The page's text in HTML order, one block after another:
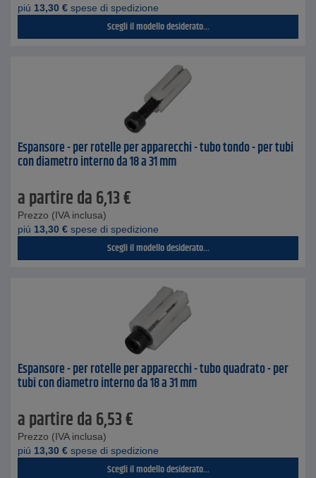
piú 13,30 € spese di spedizione
Scegli il modello desiderato...
Espansore - per rotelle per apparecchi - tubo tondo - per tubi
con diametro interno da 18 a 31 mm
a partire da6,13€
Prezzo (IVA inclusa)
piú 13,30 € spese di spedizione
Scegli il modello desiderato...
Espansore - per rotelle per apparecchi - tubo quadrato - per
tubi con diametro interno da 18 a 31 mm
a partire da6,53€
Prezzo (IVA inclusa)
piú 13,30 € spese di spedizione
Scegli il modello desiderato...